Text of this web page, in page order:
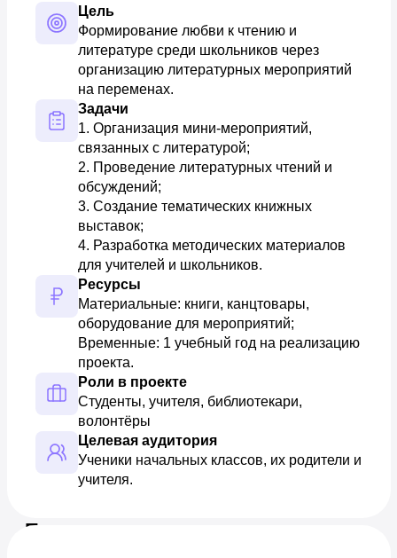
Цель
Формирование любви к чтению и
литературе среди школьников через
организацию литературных мероприятий
на переменах.
Задачи
1. Организация мини-мероприятий,
связанных с литературой;
2. Проведение литературных чтений и
обсуждений;
3. Создание тематических книжных
выставок;
4. Разработка методических материалов
для учителей и школьников.
Ресурсы
Материальные: книги, канцтовары,
оборудование для мероприятий;
Временные: 1 учебный год на реализацию
проекта.
Роли в проекте
Студенты, учителя, библиотекари,
волонтёры
Целевая аудитория
Ученики начальных классов, их родители и
учителя.
Предпросмотр документа